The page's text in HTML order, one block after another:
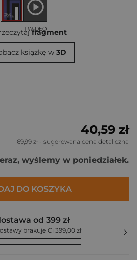
1 WIDEO
fragment
książkę w 3D
40,59 zł
69,99 zł - sugerowana cena detaliczna
wyślemy w poniedziałek.
DO KOSZYKA
od 399 zł
brakuje Ci 399,00 zł